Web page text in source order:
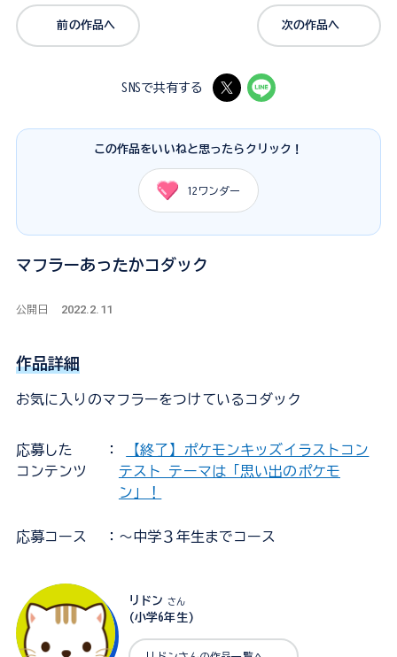
前の作品へ 次の作品へ
SNSで共有する
この作品をいいねと思ったらクリック！
12 ワンダー
マフラーあったかコダック
公開日 2022.2.11
作品詳細
お気に入りのマフラーをつけているコダック
応募した
コンテンツ
：
【終了】ポケモンキッズイラストコン
テスト テーマは「思い出のポケモ
ン」！
応募コース ：～中学３年生までコース
リドン さん
(小学6年生)